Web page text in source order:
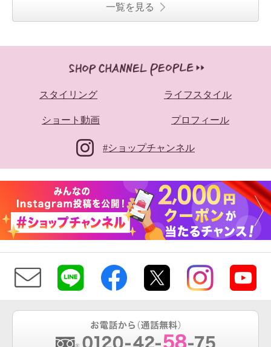
一覧を見る
スタイリング ライフスタイル
ショート動画 プロフィール
#ショップチャンネル